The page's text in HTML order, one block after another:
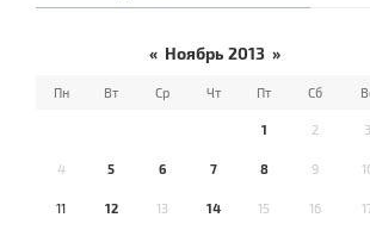
« Ноябрь 2013 »
Пн Вт Ср Чт Пт Сб
1 2 3
4 5 6 7 8 9
11 12 13 14 15 16